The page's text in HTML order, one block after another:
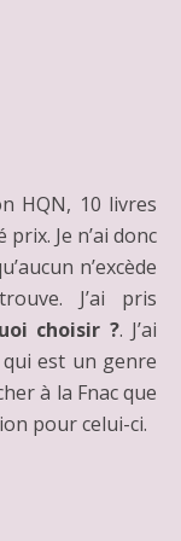
HQN, 10 livres
Je n’ai donc
n’excède
J’ai pris
choisir ?. J’ai
qui est un genre
à la Fnac que
pour celui-ci.